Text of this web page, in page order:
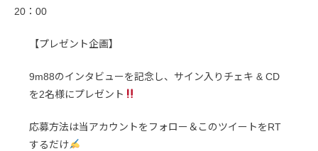
20：00
【プレゼント企画】
9m88のインタビューを記念し、サイン入りチェキ & CD
を2名様にプレゼント
応募方法は当アカウントをフォロー＆このツイートをRT
するだけ